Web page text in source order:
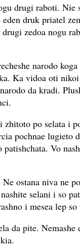
drugi raboti. Nie
druk priatel
zedoa nogu
narodo koga
Ka vidoa oti
da kradi.
zhitoto po selata i
pochnae lugieto
Vo
ostana niva ne
selani i so
i mesea lep so
da pite. Nemashe